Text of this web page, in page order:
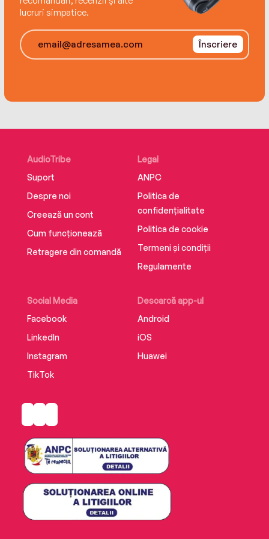
lucruri simpatice.
Înscriere
AudioTribe
Suport
Despre noi
Creează un cont
Cum funcționează
Retragere din comandă
Social Media
Facebook
LinkedIn
Instagram
TikTok
Descarcă app-ul
Android
iOS
Huawei
Legal
ANPC
Politica de
confidențialitate
Politica de cookie
Termeni și condiții
Regulamente